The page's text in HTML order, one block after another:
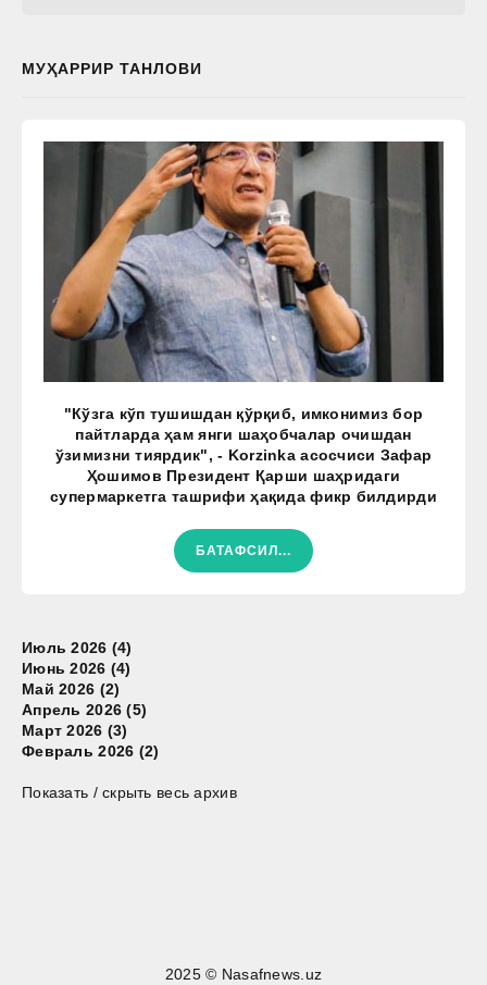
МУҲАРРИР ТАНЛОВИ
"Кўзга кўп тушишдан қўрқиб, имконимиз бор
пайтларда ҳам янги шаҳобчалар очишдан
ўзимизни тиярдик", - Korzinka асосчиси Зафар
Ҳошимов Президент Қарши шаҳридаги
супермаркетга ташрифи ҳақида фикр билдирди
БАТАФСИЛ...
Июль 2026 (4)
Июнь 2026 (4)
Май 2026 (2)
Апрель 2026 (5)
Март 2026 (3)
Февраль 2026 (2)
Показать / скрыть весь архив
2025 © Nasafnews.uz